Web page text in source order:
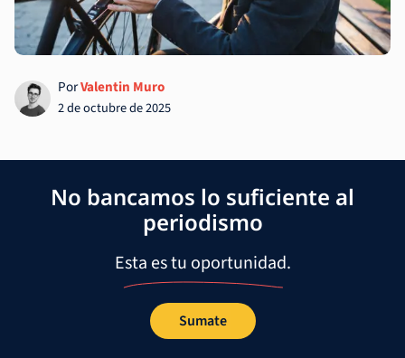
PorValentin Muro
2 de octubre de 2025
No bancamos lo suficiente al
periodismo
Esta es tu oportunidad.
Sumate